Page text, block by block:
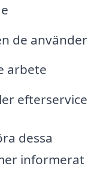
de använder
arbete
efterservice
dessa
informerat